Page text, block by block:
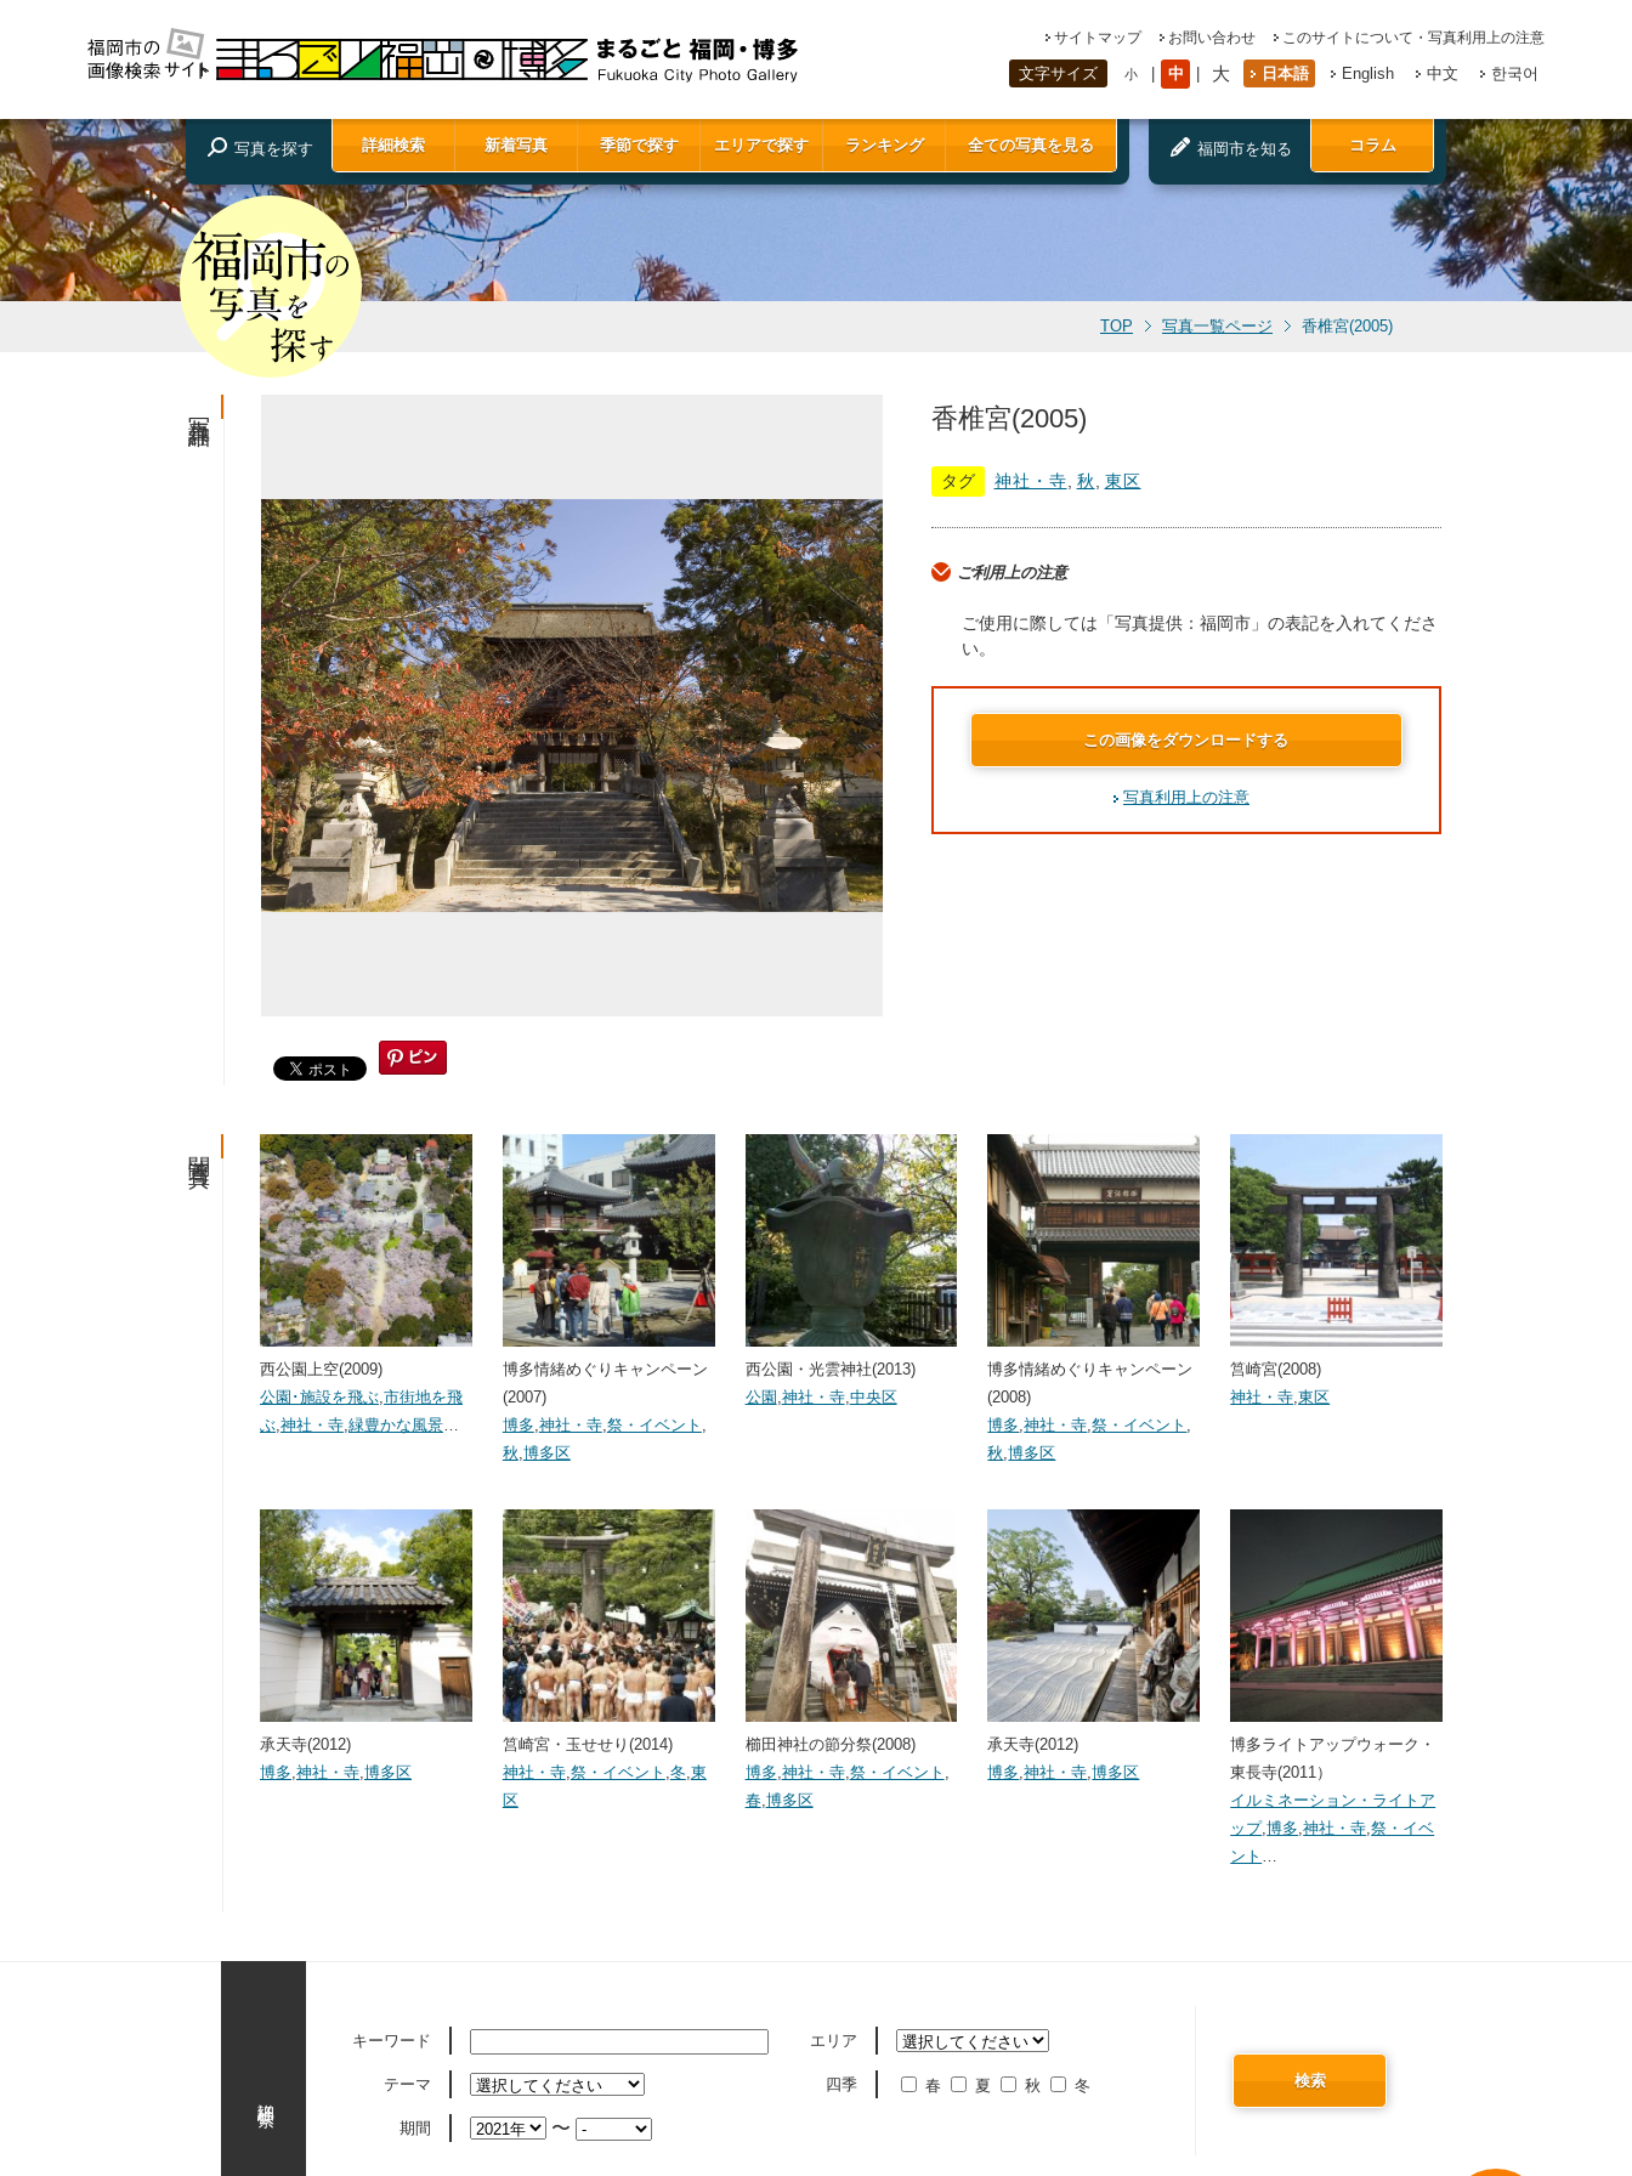
サイトマップ お問い合わせ このサイトについて・写真利用上の注意
文字サイズ 小 中 大 日本語 English 中文 한국어
写真を探す 詳細検索 新着写真 季節で探す エリアで探す ランキング 全ての写真を見る 福岡市を知る コラム
TOP 写真一覧ページ 香椎宮(2005)
香椎宮(2005)
タグ 神社・寺 秋 東区
ご利用上の注意
ご使用に際しては「写真提供：福岡市」の表記を入れてくださ
い。
この画像をダウンロードする
写真利用上の注意
西公園上空(2009)
公園･施設を飛ぶ 市街地を飛
ぶ 神社・寺 緑豊かな風景
博多情緒めぐりキャンペーン
(2007)
博多 神社・寺, 祭・イベント
秋 博多区
西公園・光雲神社(2013)
公園 神社・寺, 中央区
博多情緒めぐりキャンペーン
(2008)
博多 ,神社・寺 ,祭・イベント
秋 ,博多区
筥崎宮(2008)
神社・寺 ,東区
承天寺(2012)
博多 神社・寺 博多区
筥崎宮・玉せせり(2014)
神社・寺, 祭・イベント 冬 東
区
櫛田神社の節分祭(2008)
博多 神社・寺, 祭・イベント
春, 博多区
承天寺(2012)
博多 ,神社・寺 ,博多区
博多ライトアップウォーク・
東長寺(2011）
イルミネーション・ライトア
ップ,博多 ,神社・寺 ,祭・イベ
ント
キーワード エリア
テーマ 四季 春 夏 秋 冬
期間 〜
検索